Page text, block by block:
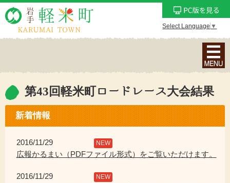
Select Language ▼
ナ
ビ
ー
シ
ョ
ン
ニ
第43回軽米町ロードレース大会結果
新着情報
2016/11/29 NEW
広報かるまい（PDFファイル形式）をご覧いただけます。
2016/11/29 NEW